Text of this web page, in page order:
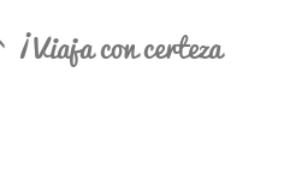
¡Viaja con certeza